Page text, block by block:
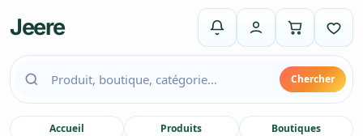
Jeere
Chercher
Accueil Produits Boutiques